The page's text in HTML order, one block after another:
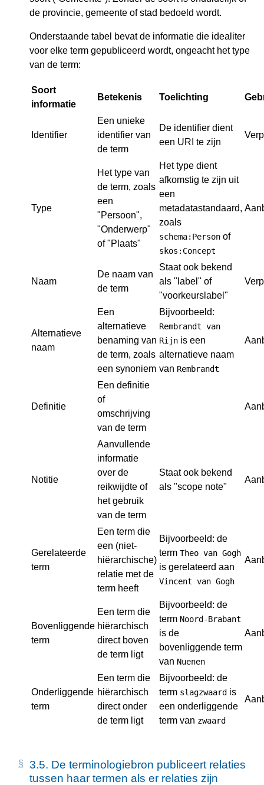
de provincie, gemeente of stad bedoeld wordt.
Onderstaande tabel bevat de informatie die idealiter
voor elke term gepubliceerd wordt, ongeacht het type
van de term:
Soort
informatie
Betekenis Toelichting
Identifier
Een unieke
identifier van
de term
De identifier dient
een URI te zijn
Type
Het type van
de term, zoals
een
"Persoon",
"Onderwerp"
of "Plaats"
Het type dient
afkomstig te zijn uit
een
metadatastandaard,
zoals
schema:Person of
skos:Concept
Naam
De naam van
de term
Staat ook bekend
als "label" of
"voorkeurslabel"
Alternatieve
naam
Een
alternatieve
benaming van
de term, zoals
een synoniem
Bijvoorbeeld:
Rembrandt van
Rijn is een
alternatieve naam
van Rembrandt
Definitie
Een definitie
of
omschrijving
van de term
Notitie
Aanvullende
informatie
over de
reikwijdte of
het gebruik
van de term
Staat ook bekend
als "scope note"
Gerelateerde
term
Een term die
een (niet-
hiërarchische)
relatie met de
term heeft
Bijvoorbeeld: de
term Theo van Gogh
is gerelateerd aan
Vincent van Gogh
Bovenliggende
term
Een term die
hiërarchisch
direct boven
de term ligt
Bijvoorbeeld: de
term Noord-Brabant
is de
bovenliggende term
van Nuenen
Onderliggende
term
Een term die
hiërarchisch
direct onder
de term ligt
Bijvoorbeeld: de
term slagzwaard is
een onderliggende
term van zwaard
3.5. De terminologiebron publiceert relaties
tussen haar termen als er relaties zijn